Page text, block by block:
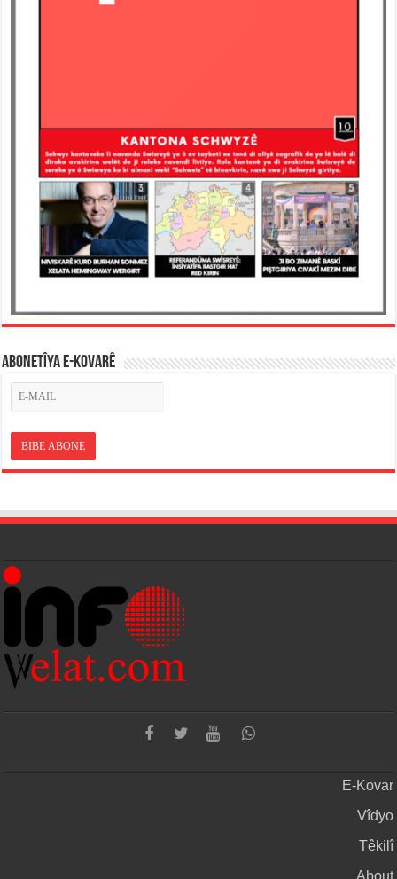
ABONETÎYA E-KOVARÊ
E-Kovar
Vîdyo
Têkilî
About